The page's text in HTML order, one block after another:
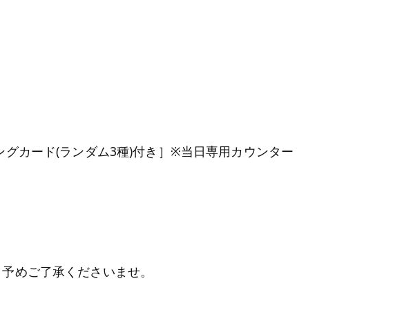
グカード(ランダム3種)付き］※当日専用カウンター
めご了承くださいませ。